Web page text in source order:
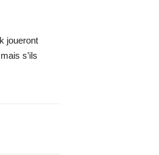
joueront
s’ils